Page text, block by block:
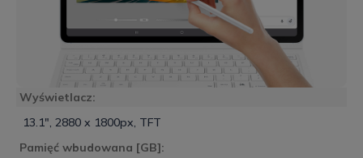
Wyświetlacz:
13.1", 2880 x 1800px, TFT
Pamięć wbudowana [GB]: